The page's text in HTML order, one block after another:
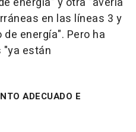
en las líneas 3 y
energía". Pero ha
están
ADECUADO E